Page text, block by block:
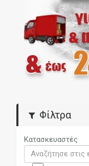
Φίλτρα
Κατασκευαστές